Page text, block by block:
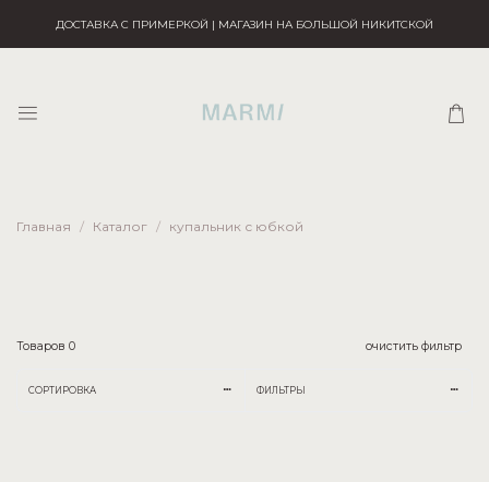
ДОСТАВКА С ПРИМЕРКОЙ | МАГАЗИН НА БОЛЬШОЙ НИКИТСКОЙ
Главная Каталог купальник с юбкой
Товаров 0 очистить фильтр
СОРТИРОВКА ФИЛЬТРЫ